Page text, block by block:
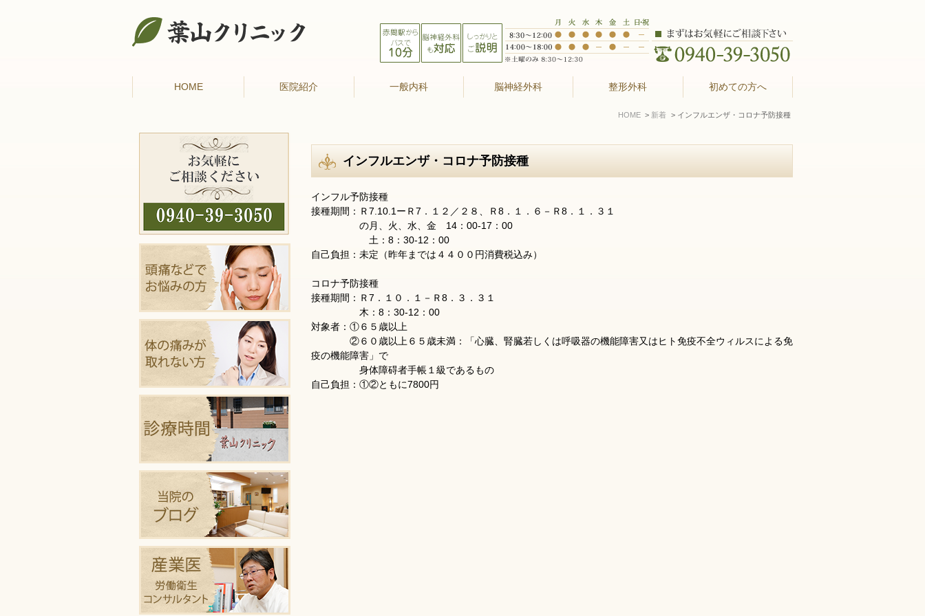
HOME 医院紹介 一般内科 脳神経外科 整形外科 初めての方へ
HOME 新着 インフルエンザ・コロナ予防接種
インフルエンザ・コロナ予防接種
インフル予防接種
接種期間：Ｒ7.10.1ーＲ7．１２／２８、Ｒ8．１．６－Ｒ8．１．３１
の月、火、水、金 14：00-17：00
土：8：30-12：00
自己負担：未定（昨年までは４４００円消費税込み）
コロナ予防接種
接種期間：Ｒ7．１０．１－Ｒ8．３．３１
木：8：30-12：00
対象者：①６５歳以上
②６０歳以上６５歳未満：「心臓、腎臓若しくは呼吸器の機能障害又はヒト免疫不全ウィルスによる免
疫の機能障害」で
身体障碍者手帳１級であるもの
自己負担：①②ともに7800円